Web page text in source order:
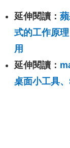
延伸閱讀：
式的工作原
用
延伸閱讀：
桌面小工具